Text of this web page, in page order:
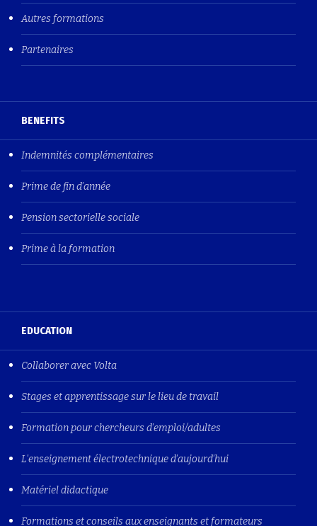
Autres formations
Partenaires
BENEFITS
Indemnités complémentaires
Prime de fin d'année
Pension sectorielle sociale
Prime à la formation
EDUCATION
Collaborer avec Volta
Stages et apprentissage sur le lieu de travail
Formation pour chercheurs d'emploi/adultes
L'enseignement électrotechnique d'aujourd'hui
Matériel didactique
Formations et conseils aux enseignants et formateurs